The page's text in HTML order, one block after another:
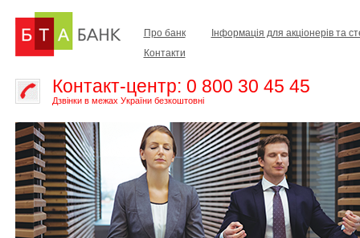
Про банк
Інформація для акціонерів та
Контакти
Контакт-центр: 0 800 30 45 45
Дзвінки в межах України безкоштовні